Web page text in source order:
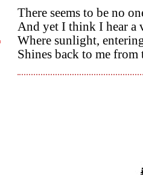
There seems to be no
And yet I think I hear a
Where sunlight,
Shines back to me from